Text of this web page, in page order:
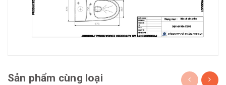
Sản phẩm cùng loại